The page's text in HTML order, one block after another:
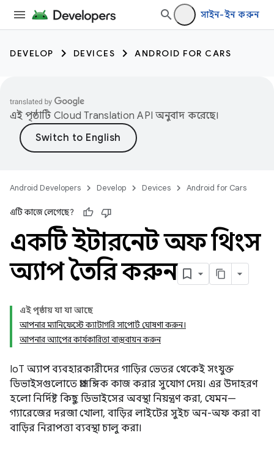
সাইন-ইন করুন
DEVELOP DEVICES ANDROID FOR CARS
এই পৃষ্ঠাটি Cloud Translation API অনুবাদ করেছে।
Android Developers Develop Devices Android for Cars
এটি কাজে লেগেছে?
একটি ইন্টারনেট অফ থিংস
অ্যাপ তৈরি করুন
এই পৃষ্ঠায় যা যা আছে
আপনার ম্যানিফেস্টে ক্যাটাগরি সাপোর্ট ঘোষণা করুন।
আপনার অ্যাপের কার্যকারিতা বাস্তবায়ন করুন
IoT অ্যাপ ব্যবহারকারীদের গাড়ির ভেতর থেকেই সংযুক্ত
ডিভাইসগুলোতে প্রাসঙ্গিক কাজ করার সুযোগ দেয়। এর উদাহরণ
হলো নির্দিষ্ট কিছু ডিভাইসের অবস্থা নিয়ন্ত্রণ করা, যেমন—
গ্যারেজের দরজা খোলা, বাড়ির লাইটের সুইচ অন-অফ করা বা
বাড়ির নিরাপত্তা ব্যবস্থা চালু করা।